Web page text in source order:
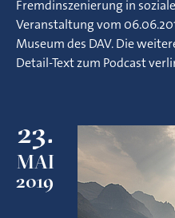
Fremdinszenierung in
Veranstaltung vom
Museum des DAV. Die
Detail-Text zum Podcast
23.
MAI
2019